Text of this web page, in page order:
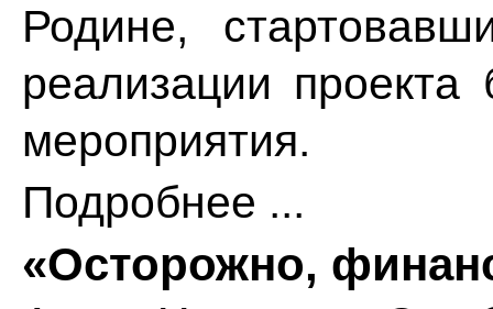
Родине,
реализации
мероприятия.
Подробнее ...
«Осторожно,